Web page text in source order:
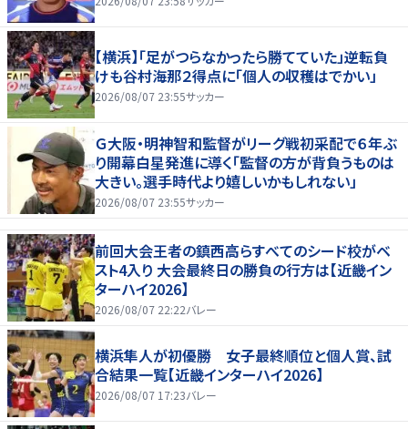
【横浜】「足がつらなかったら勝てていた」逆転負
けも谷村海那２得点に「個人の収穫はでかい」
2026/08/07 23:55サッカー
Ｇ大阪・明神智和監督がリーグ戦初采配で６年ぶ
り開幕白星発進に導く「監督の方が背負うものは
大きい。選手時代より嬉しいかもしれない」
2026/08/07 23:55サッカー
前回大会王者の鎮西高らすべてのシード校がベ
スト4入り 大会最終日の勝負の行方は【近畿イン
ターハイ2026】
2026/08/07 22:22バレー
横浜隼人が初優勝 女子最終順位と個人賞、試
合結果一覧【近畿インターハイ2026】
2026/08/07 17:23バレー